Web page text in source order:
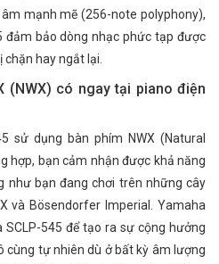
mạnh mẽ (256-note polyphony),
đảm bảo dòng nhạc phức tạp được
hay ngắt lại.
(NWX) có ngay tại piano điện
sử dụng bàn phím NWX (Natural
hợp, bạn cảm nhận được khả năng
như bạn đang chơi trên những cây
và Bösendorfer Imperial. Yamaha
545 để tạo ra sự cộng hưởng
cùng tự nhiên dù ở bất kỳ âm lượng